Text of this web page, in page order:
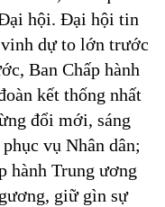
hội. Đại hội tin
dự to lớn trước
Ban Chấp hành
kết thống nhất
đổi mới, sáng
vụ Nhân dân;
hành Trung ương
giữ gìn sự